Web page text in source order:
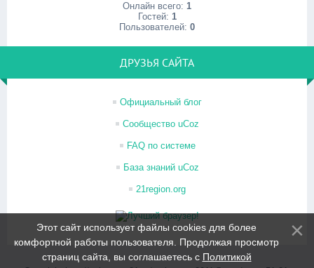
Онлайн всего: 1
Гостей: 1
Пользователей: 0
ДРУЗЬЯ САЙТА
Официальный блог
Сообщество uCoz
FAQ по системе
База знаний uCoz
21region.org
Этот сайт использует файлы cookies для более
комфортной работы пользователя. Продолжая просмотр
страниц сайта, вы соглашаетесь с Политикой